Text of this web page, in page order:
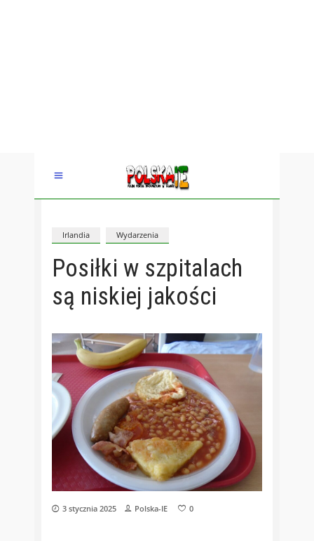
Irlandia Wydarzenia
Posiłki w szpitalach
są niskiej jakości
3 stycznia 2025 Polska-IE 0